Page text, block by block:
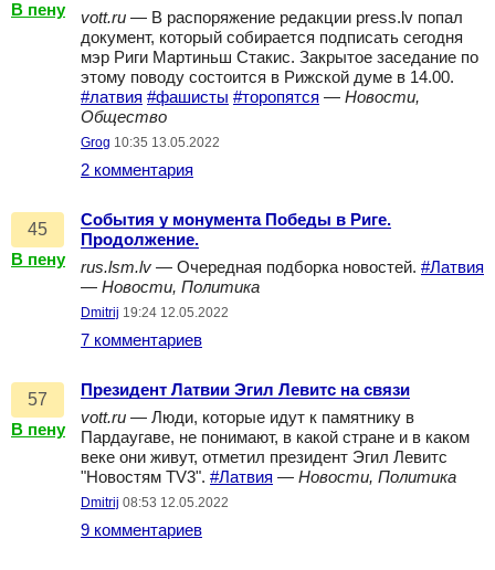
В пену
vott.ru — В распоряжение редакции press.lv попал
документ, который собирается подписать сегодня
мэр Риги Мартиньш Стакис. Закрытое заседание по
этому поводу состоится в Рижской думе в 14.00.
#латвия #фашисты #торопятся — Новости,
Общество
Grog 10:35 13.05.2022
2 комментария
45
В пену
События у монумента Победы в Риге.
Продолжение.
rus.lsm.lv — Очередная подборка новостей. #Латвия
— Новости, Политика
Dmitrij 19:24 12.05.2022
7 комментариев
57
В пену
Президент Латвии Эгил Левитс на связи
vott.ru — Люди, которые идут к памятнику в
Пардаугаве, не понимают, в какой стране и в каком
веке они живут, отметил президент Эгил Левитс
"Новостям TV3". #Латвия — Новости, Политика
Dmitrij 08:53 12.05.2022
9 комментариев